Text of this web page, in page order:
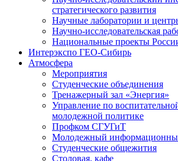
стратегического развития
Научные лаборатории и
Научно-исследовательская
Национальные проекты
Интерэкспо ГЕО-Сибирь
Атмосфера
Мероприятия
Студенческие объединения
Тренажерный зал «Энергия»
Управление по
молодежной политике
Профком СГУГиТ
Молодежный
Студенческие общежития
Столовая, кафе